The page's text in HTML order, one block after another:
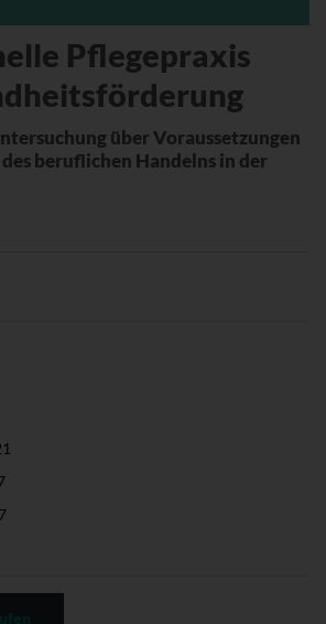
Pflegepraxis
über Voraussetzungen
beruflichen Handelns in der